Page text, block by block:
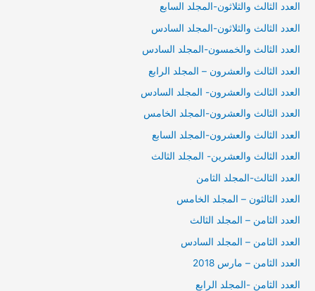
العدد الثالث والثلاثون-المجلد السابع
العدد الثالث والثلاثون-المجلد السادس
العدد الثالث والخمسون-المجلد السادس
العدد الثالث والعشرون – المجلد الرابع
العدد الثالث والعشرون- المجلد السادس
العدد الثالث والعشرون-المجلد الخامس
العدد الثالث والعشرون-المجلد السابع
العدد الثالث والعشرين- المجلد الثالث
العدد الثالث-المجلد الثامن
العدد الثالثون – المجلد الخامس
العدد الثامن – المجلد الثالث
العدد الثامن – المجلد السادس
العدد الثامن – مارس 2018
العدد الثامن -المجلد الرابع